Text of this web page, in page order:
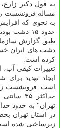
به قول دكتر
مساله فرونشست
به نحوی كه
طبق گزارش
دشت های ایران
كرده است.
تغییرات كیفی
ایجاد تهدید
است. فرونشست
حداكثر
زیرساختی شده